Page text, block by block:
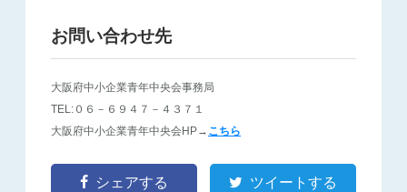
お問い合わせ先
大阪府中小企業青年中央会事務局
TEL:０６－６９４７－４３７１
大阪府中小企業青年中央会HP→ こちら
シェアする ツイートする